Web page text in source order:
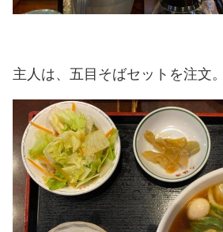
主人は、五目そばセットを注文。